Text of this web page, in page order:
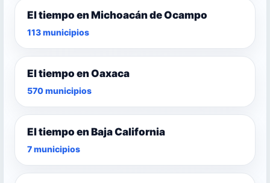
El tiempo en Michoacán de Ocampo
113 municipios
El tiempo en Oaxaca
570 municipios
El tiempo en Baja California
7 municipios